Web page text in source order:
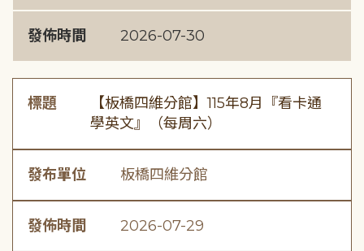
發佈時間 2026-07-30
標題
【板橋四維分館】115年8月『看卡通
學英文』（每周六）
發布單位 板橋四維分館
發佈時間 2026-07-29